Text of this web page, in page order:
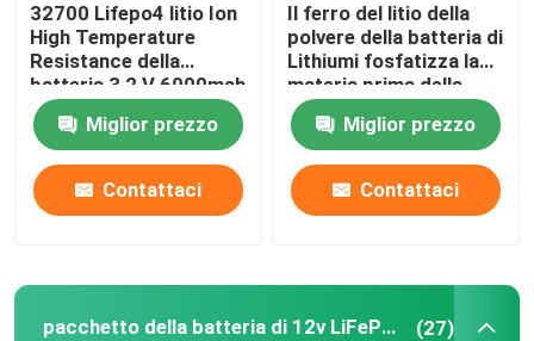
pacchetto della batteria di 48V LiFePO4
batteria al litio fissata al muro
Fuori dall'invertitore ibrido solare di griglia
Centrale elettrica portatile
32700 Lifepo4 litio Ion
High Temperature
Resistance della
batteria 3,2 V 6000mah
Miglior prezzo
Contattaci
Il ferro del litio della
polvere della batteria di
Lithiumi fosfatizza la
materia prima della
batteria al litio della
polvere LiFePO4
Miglior prezzo
Contattaci
pacchetto della batteria di 12v LiFePO4 (27)